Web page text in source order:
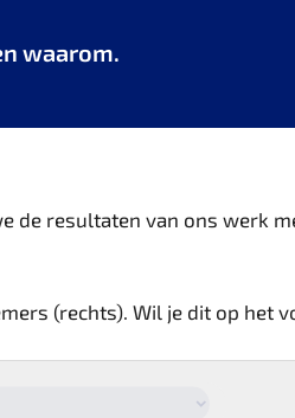
waarom.
de resultaten van ons werk
(rechts). Wil je dit op het